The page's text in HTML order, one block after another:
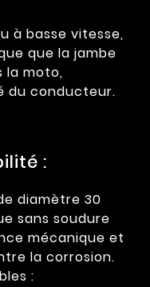
à basse vitesse,
que la jambe
la moto,
du conducteur.
:
diamètre 30
sans soudure
mécanique et
la corrosion.
: